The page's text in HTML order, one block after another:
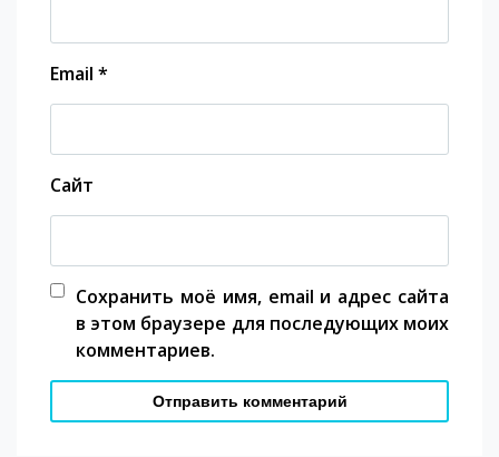
Email *
Сайт
Сохранить моё имя, email и адрес сайта
в этом браузере для последующих моих
комментариев.